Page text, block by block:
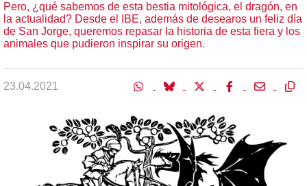
Pero, ¿qué sabemos de esta bestia mitológica, el dragón, en
la actualidad? Desde el IBE, además de desearos un feliz día
de San Jorge, queremos repasar la historia de esta fiera y los
animales que pudieron inspirar su origen.
23.04.2021